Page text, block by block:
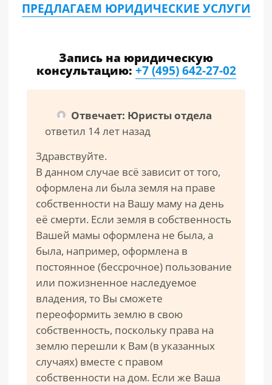
ПРЕДЛАГАЕМ ЮРИДИЧЕСКИЕ УСЛУГИ
Запись на юридическую
консультацию:+7 (495) 642-27-02
Отвечает: Юристы отдела
ответил 14 лет назад
Здравствуйте.
В данном случае всё зависит от того,
оформлена ли была земля на праве
собственности на Вашу маму на день
её смерти. Если земля в собственность
Вашей мамы оформлена не была, а
была, например, оформлена в
постоянное (бессрочное) пользование
или пожизненное наследуемое
владения, то Вы сможете
переоформить землю в свою
собственность, поскольку права на
землю перешли к Вам (в указанных
случаях) вместе с правом
собственности на дом. Если же Ваша